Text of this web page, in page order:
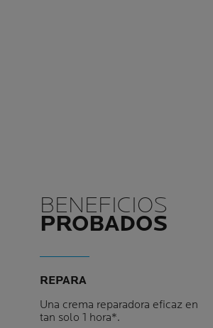
BENEFICIOS
PROBADOS
REPARA
Una crema reparadora eficaz en
tan solo 1 hora*.